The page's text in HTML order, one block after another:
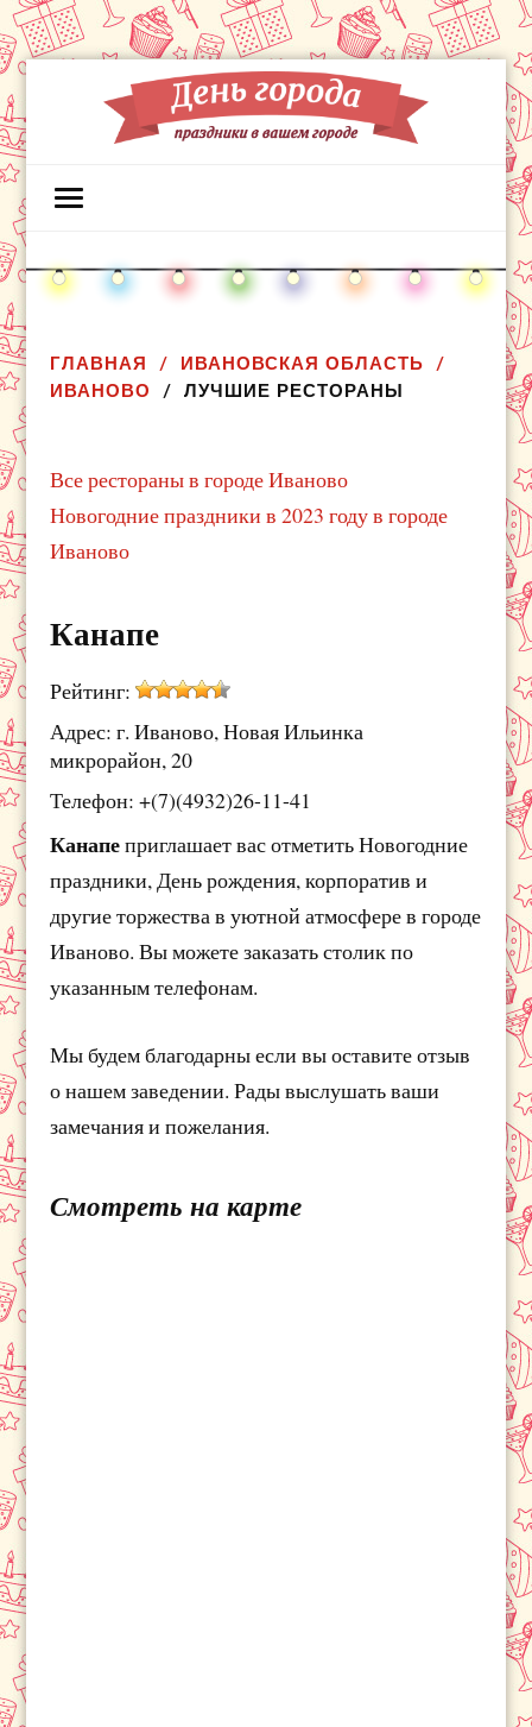
ГЛАВНАЯ
ИВАНОВСКАЯ ОБЛАСТЬ
ИВАНОВО
ЛУЧШИЕ РЕСТОРАНЫ
Все рестораны в городе Иваново
Новогодние праздники в 2023 году в городе
Иваново
Канапе
Рейтинг:
Адрес: г. Иваново, Новая Ильинка
микрорайон, 20
Телефон: +(7)(4932)26-11-41
Канапеприглашает вас отметить Новогодние
праздники, День рождения, корпоратив и
другие торжества в уютной атмосфере в городе
Иваново. Вы можете заказать столик по
указанным телефонам.
Мы будем благодарны если вы оставите отзыв
о нашем заведении. Рады выслушать ваши
замечания и пожелания.
Смотреть на карте